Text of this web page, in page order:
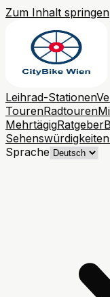
Zum Inhalt springen
Leihrad-Stationen
TourenRadtouren
MehrtägigRatgeber
Sehenswürdigkeiten
Sprache